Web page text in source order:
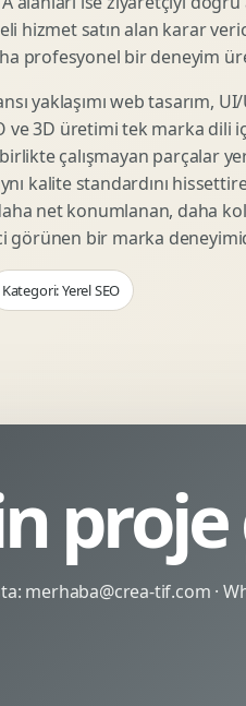
Outdoor
Story
Statik
Motion
hizmet satın alan karar
profesyonel bir deneyim
yaklaşımı web tasarım, UI/
ve 3D üretimi tek marka dili
çalışmayan parçalar
kalite standardını
net konumlanan, daha
görünen bir marka
Kategori: Yerel SEO
merhaba@crea-tif.com ·